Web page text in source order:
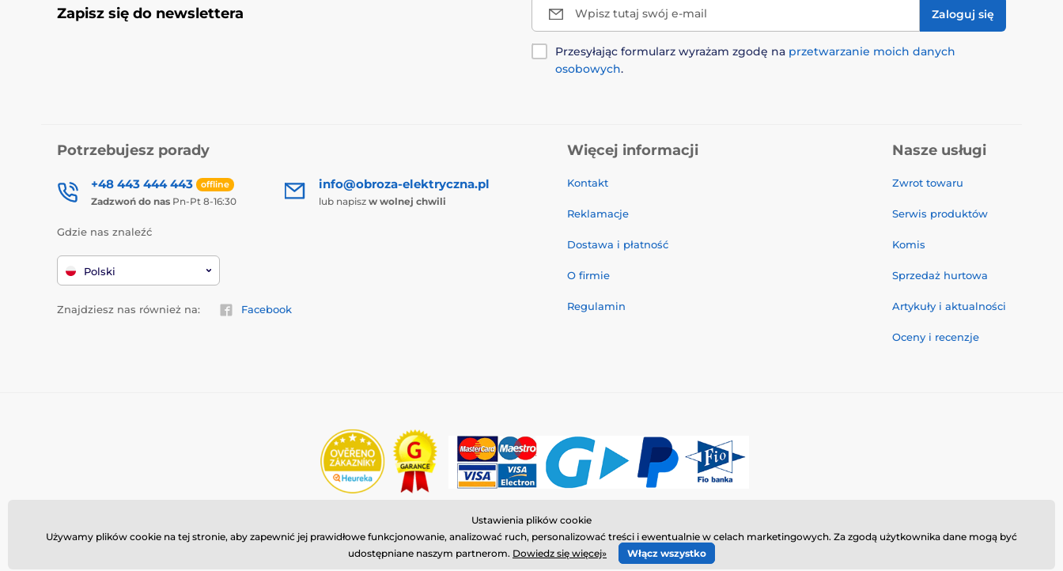
Zapisz się do newslettera Wpisz tutaj swój e-mail Zaloguj się
Przesyłając formularz wyrażam zgodę na przetwarzanie moich danych
osobowych.
Potrzebujesz porady
+48 443 444 443 offline
Zadzwoń do nas Pn-Pt 8-16:30
info@obroza-elektryczna.pl
lub napisz w wolnej chwili
Gdzie nas znaleźć
Polski
Znajdziesz nas również na: Facebook
Więcej informacji
Kontakt
Reklamacje
Dostawa i płatność
O firmie
Regulamin
Nasze usługi
Zwrot towaru
Serwis produktów
Komis
Sprzedaż hurtowa
Artykuły i aktualności
Oceny i recenzje
© 2026 www.reedog.pl ⦁ Utworzono e-sklep
Ustawienia plików cookie
Używamy plików cookie na tej stronie, aby zapewnić jej prawidłowe funkcjonowanie, analizować ruch, personalizować treści i ewentualnie w celach marketingowych. Za zgodą użytkownika dane mogą być
udostępniane naszym partnerom. Dowiedz się więcej» Włącz wszystko